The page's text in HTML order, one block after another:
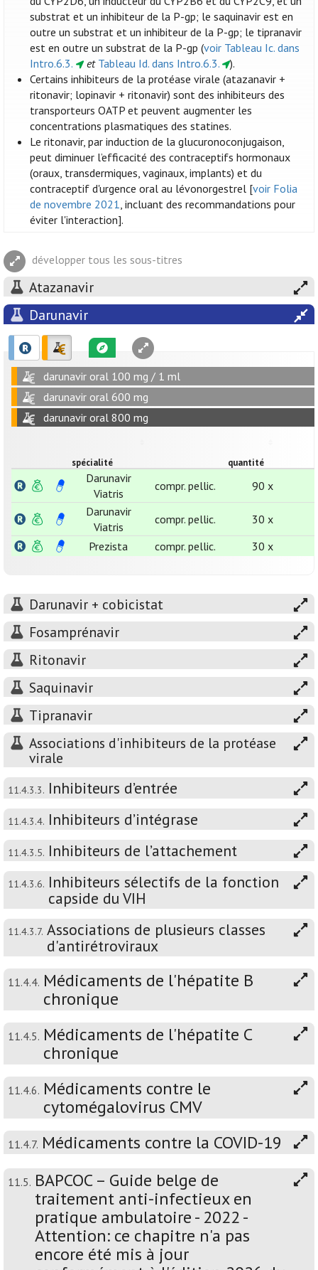
substrat et un inhibiteur de la P-gp; le saquinavir est en
outre un substrat et un inhibiteur de la P-gp; le tipranavir
est en outre un substrat de la P-gp (voir Tableau Ic. dans
Intro.6.3.
et Tableau Id. dans Intro.6.3.
).
Certains inhibiteurs de la protéase virale (atazanavir +
ritonavir; lopinavir + ritonavir) sont des inhibiteurs des
transporteurs OATP et peuvent augmenter les
concentrations plasmatiques des statines.
Le ritonavir, par induction de la glucuronoconjugaison,
peut diminuer l’efficacité des contraceptifs hormonaux
(oraux, transdermiques, vaginaux, implants) et du
contraceptif d'urgence oral au lévonorgestrel [voir Folia
de novembre 2021, incluant des recommandations pour
éviter l'interaction].
développer tous les sous-titres
Atazanavir
Darunavir
darunavir oral 100 mg / 1 ml
darunavir oral 600 mg
darunavir oral 800 mg
spécialité quantité
Darunavir
Viatris
compr. pellic.
90 x
Darunavir
Viatris
compr. pellic.
30 x
Prezista
compr. pellic. 30 x
Darunavir + cobicistat
Fosamprénavir
Ritonavir
Saquinavir
Tipranavir
Associations d'inhibiteurs de la protéase
virale
11.4.3.3. Inhibiteurs d’entrée
11.4.3.4. Inhibiteurs d’intégrase
11.4.3.5. Inhibiteurs de l’attachement
11.4.3.6. Inhibiteurs sélectifs de la fonction
capside du VIH
11.4.3.7. Associations de plusieurs classes
d'antirétroviraux
11.4.4. Médicaments de l'hépatite B
chronique
11.4.5. Médicaments de l'hépatite C
chronique
11.4.6. Médicaments contre le
cytomégalovirus CMV
11.4.7. Médicaments contre la COVID-19
11.5. BAPCOC – Guide belge de
traitement anti-infectieux en
pratique ambulatoire - 2022 -
Attention: ce chapitre n'a pas
encore été mis à jour